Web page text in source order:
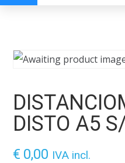
DISTO A5
€ 0,00 IVA incl.